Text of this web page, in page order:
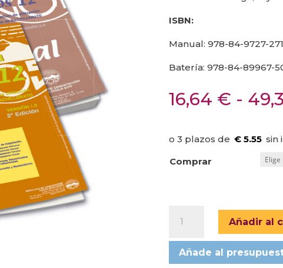
ISBN:
Manual: 978-84-9727-
Batería: 978-84-89967-
16,64 € -
€ 5.55
Comprar
PSICOPEDAGÓGICA
EOS
Añadir al
Añade al